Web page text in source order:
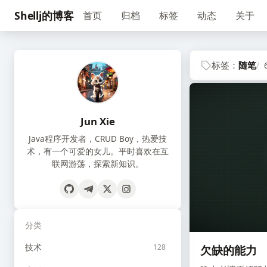
Shellj的博客 首页 归档 标签 动态 关于
Jun Xie
Java程序开发者，CRUD Boy，热爱技
术，有一个可爱的女儿。平时喜欢在互
联网游荡，探索新知识。
分类
技术
128
标签： 随笔
欠缺的能力